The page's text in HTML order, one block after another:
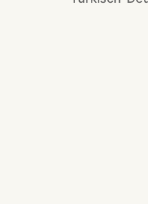
für